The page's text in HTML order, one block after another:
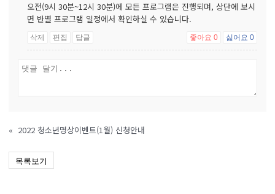
오전(9시 30분~12시 30분)에 모든 프로그램은 진행되며, 상단에 보시
면 반별 프로그램 일정에서 확인하실 수 있습니다.
삭제 편집 답글 좋아요 0 싫어요 0
« 2022 청소년명상이벤트(1월) 신청안내
목록보기